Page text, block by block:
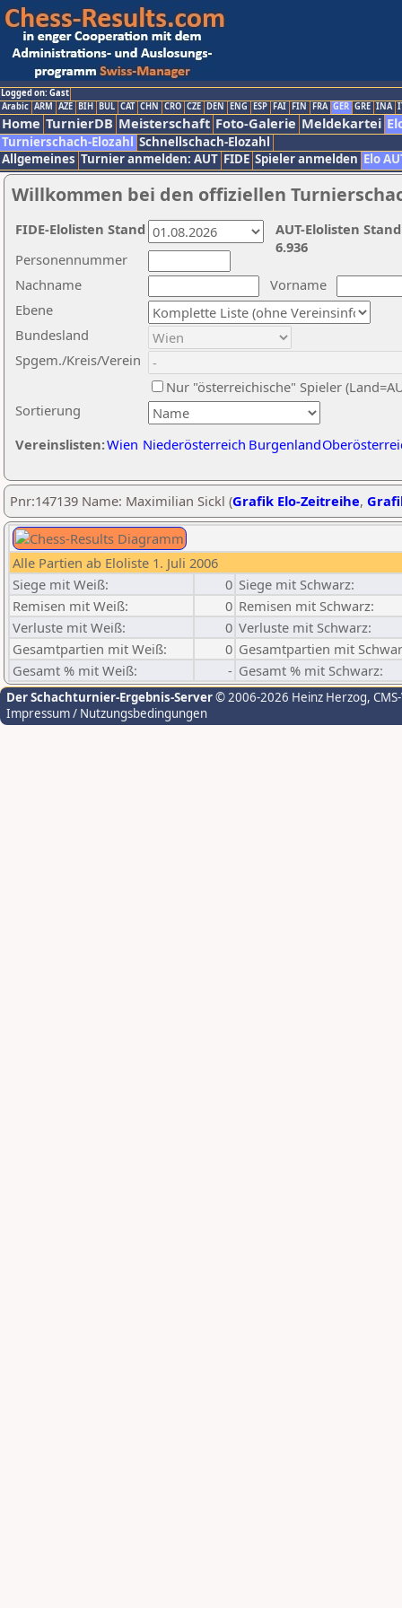
Logged on: Gast
Arabic ARM AZE BIH BUL CAT CHN CRO CZE DEN ENG ESP FAI FIN FRA GER GRE INA
Home TurnierDB Meisterschaft Foto-Galerie Meldekartei
Turnierschach-Elozahl Schnellschach-Elozahl
Allgemeines Turnier anmelden: AUT FIDE Spieler anmelden Elo
Willkommen bei den offiziellen
Nachname
Vorname
Ebene
Sortierung
Personennummer
Bundesland
Spgem./Kreis/Verein
Nur "österreichische" Spieler
Vereinslisten:Wien Niederösterreich Burgenland
AUT-Elolisten
6.936
FIDE-Elolisten Stand
Pnr:147139 Name: Maximilian Sickl (Grafik Elo-Zeitreihe,
Alle Partien ab Eloliste 1. Juli 2006
Siege mit Weiß:
0 Siege mit Schwarz:
Remisen mit Weiß:
0 Remisen mit Schwarz:
Verluste mit Weiß:
0 Verluste mit Schwarz:
Gesamtpartien mit Weiß:
0 Gesamtpartien mit
Gesamt % mit Weiß:
- Gesamt % mit Schwarz:
Der Schachturnier-Ergebnis-Server© 2006-2026 Heinz Herzog,
Impressum / Nutzungsbedingungen